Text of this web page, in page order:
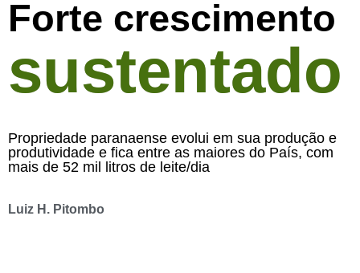
Forte crescimento
sustentado
Propriedade paranaense evolui em sua produção e
produtividade e fica entre as maiores do País, com
mais de 52 mil litros de leite/dia
Luiz H. Pitombo